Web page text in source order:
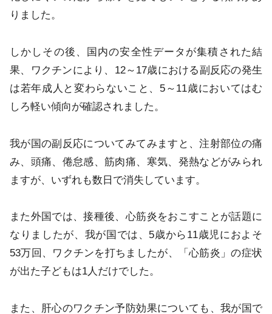
りました。
しかしその後、国内の安全性データが集積された結
果、ワクチンにより、12～17歳における副反応の発生
は若年成人と変わらないこと、5～11歳においてはむ
しろ軽い傾向が確認されました。
我が国の副反応についてみてみますと、注射部位の痛
み、頭痛、倦怠感、筋肉痛、寒気、発熱などがみられ
ますが、いずれも数日で消失しています。
また外国では、接種後、心筋炎をおこすことが話題に
なりましたが、我が国では、5歳から11歳児におよそ
53万回、ワクチンを打ちましたが、「心筋炎」の症状
が出た子どもは1人だけでした。
また、肝心のワクチン予防効果についても、我が国で